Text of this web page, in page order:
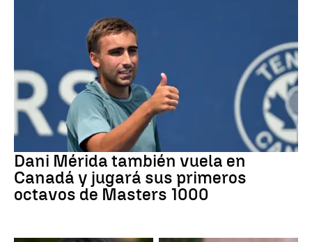
Dani Mérida también vuela en
Canadá y jugará sus primeros
octavos de Masters 1000